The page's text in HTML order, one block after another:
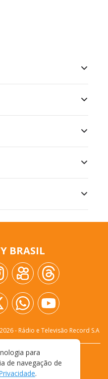
BRASIL
- Rádio e Televisão Record S.A
PRIVACIDADE
DE USO
para
de navegação de
.